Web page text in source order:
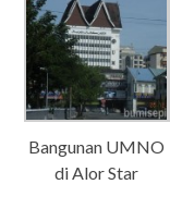
Bangunan UMNO
di Alor Star